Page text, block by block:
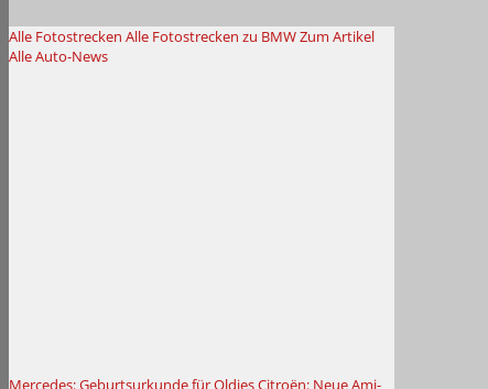
Alle Fotostrecken Alle Fotostrecken zu BMWZum Artikel
Alle Auto-News
Mercedes: Geburtsurkunde für OldiesCitroën: Neue Ami-